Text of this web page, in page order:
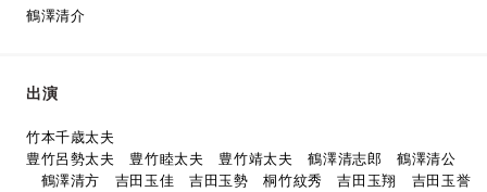
鶴澤清介
出演
竹本千歳太夫
豊竹呂勢太夫 豊竹睦太夫 豊竹靖太夫 鶴澤清志郎
鶴澤清公
鶴澤清方
吉田玉佳 吉田玉勢 桐竹紋秀 吉田玉翔
吉田玉誉